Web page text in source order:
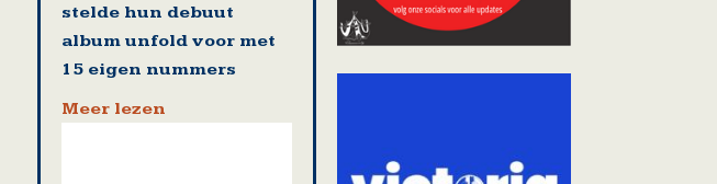
stelde hun debuut
album unfold voor met
15 eigen nummers
Meer lezen